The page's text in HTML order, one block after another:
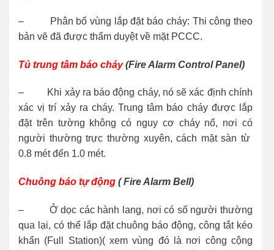
– Phân bổ vùng lắp đặt báo cháy: Thi công theo
bản vẽ đã được thẩm duyệt về mặt PCCC.
Tủ trung tâm báo cháy(Fire Alarm Control Panel)
– Khi xảy ra báo động cháy, nó sẽ xác định chính
xác vị trí xảy ra cháy. Trung tâm báo cháy được lắp
đặt trên tường không có nguy cơ cháy nổ, nơi có
người thường trực thường xuyên, cách mặt sàn từ
0.8 mét đến 1.0 mét.
Chuông báo tự động ( Fire Alarm Bell)
– Ở dọc các hành lang, nơi có số người thường
qua lại, có thể lắp đặt chuông báo động, công tắt kéo
khẩn (Full Station)( xem vùng đó là nơi công cộng